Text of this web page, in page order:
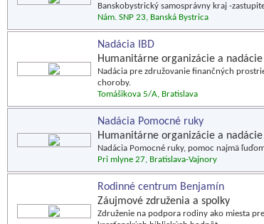
Banskobystrický samosprávny kraj -
Nám. SNP 23, Banská Bystrica
Nadácia IBD
Humanitárne organizácie a nadácie
Nadácia pre združovanie finančných
choroby.
Tomášikova 5/A, Bratislava
Nadácia Pomocné ruky
Humanitárne organizácie a nadácie
Nadácia Pomocné ruky, pomoc najmä
Pri mlyne 27, Bratislava-Vajnory
Rodinné centrum Benjamín
Záujmové združenia a spolky
Združenie na podpora rodiny ako miesta